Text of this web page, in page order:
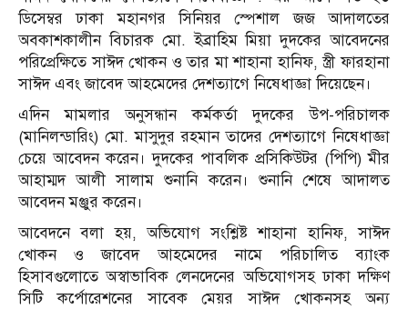
ডিসেম্বর ঢাকা মহানগর সিনিয়র স্পেশাল জজ আদালতের
অবকাশকালীন বিচারক মো. ইব্রাহিম মিয়া দুদকের আবেদনের
পরিপ্রেক্ষিতে সাঈদ খোকন ও তার মা শাহানা হানিফ, স্ত্রী ফারহানা
সাঈদ এবং জাবেদ আহমেদের দেশত্যাগে নিষেধাজ্ঞা দিয়েছেন।
এদিন মামলার অনুসন্ধান কর্মকর্তা দুদকের উপ-পরিচালক
(মানিলন্ডারিং) মো. মাসুদুর রহমান তাদের দেশত্যাগে নিষেধাজ্ঞা
চেয়ে আবেদন করেন। দুদকের পাবলিক প্রসিকিউটর (পিপি) মীর
আহাম্মদ আলী সালাম শুনানি করেন। শুনানি শেষে আদালত
আবেদন মঞ্জুর করেন।
আবেদনে বলা হয়, অভিযোগ সংশ্লিষ্ট শাহানা হানিফ, সাঈদ
খোকন ও জাবেদ আহমেদের নামে পরিচালিত ব্যাংক
হিসাবগুলোতে অস্বাভাবিক লেনদেনের অভিযোগসহ ঢাকা দক্ষিণ
সিটি কর্পোরেশনের সাবেক মেয়র সাঈদ খোকনসহ অন্য